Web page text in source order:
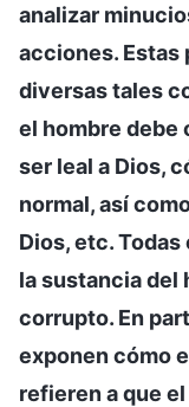
analizar
acciones. Estas
diversas tales
el hombre debe
ser leal a Dios,
normal, así
Dios, etc.
la sustancia del
corrupto. En
exponen cómo
refieren a que